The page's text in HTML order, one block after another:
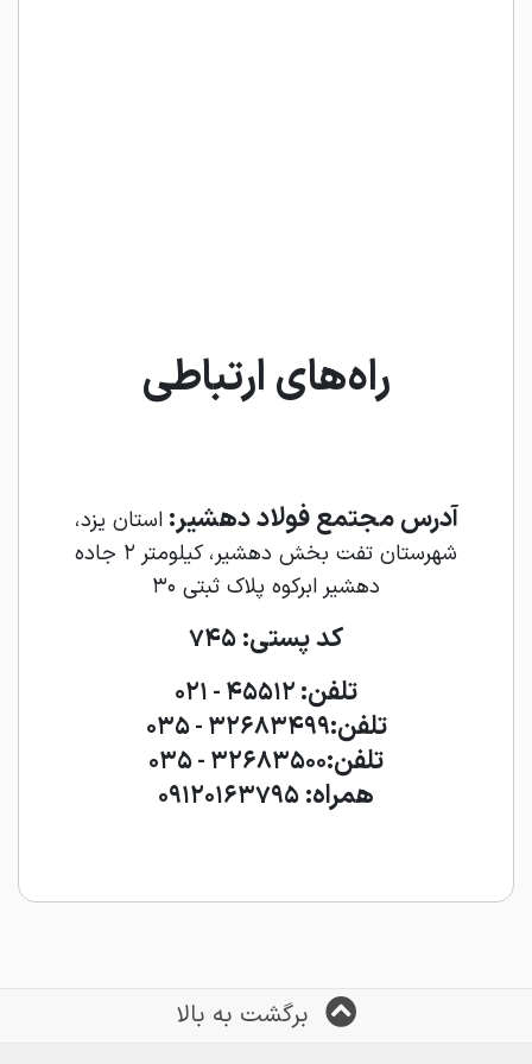
راه‌های ارتباطی
آدرس مجتمع فولاد دهشیر:استان یزد،
شهرستان تفت بخش دهشیر، کیلومتر ۲ جاده
دهشیر ابرکوه پلاک ثبتی ۳۰
کد پستی: ۷۴۵
تلفن:
تلفن:۳۲۶۸۳۴۹۹ - ۰۳۵
تلفن:۳۲۶۸۳۵۰۰ - ۰۳۵
همراه: ۰۹۱۲۰۱۶۳۷۹۵
برگشت به بالا